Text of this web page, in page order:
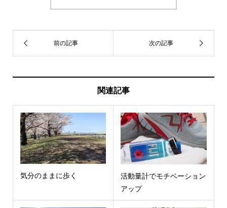
関連記事
気分のままに歩く
活動量計でモチベーション
アップ